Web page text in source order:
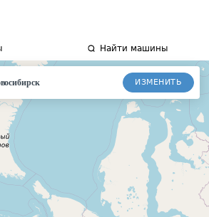
Найти машины
ИЗМЕНИТЬ